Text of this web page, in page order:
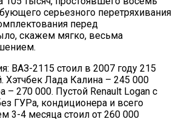
серьезного перетряхивания
перед
скажем мягко, весьма
ВАЗ-2115 стоил в 2007 году 215
Хэтчбек Лада Калина – 245 000
– 270 000. Пустой Renault Logan с
ГУРа, кондиционера и всего
3-4 месяца стоил от 260 000